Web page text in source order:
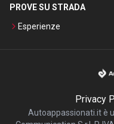
PROVE SU STRADA
Esperienze
Privacy
Autoappassionati.it è